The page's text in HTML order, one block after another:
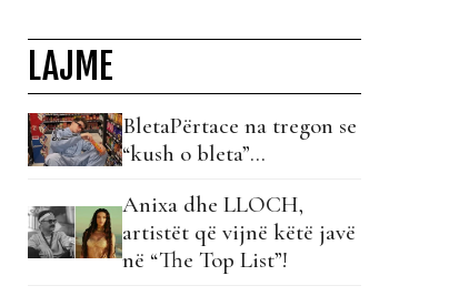
LAJME
BletaPërtace na tregon se
“kush o bleta”…
Anixa dhe LLOCH,
artistët që vijnë këtë javë
në “The Top List”!